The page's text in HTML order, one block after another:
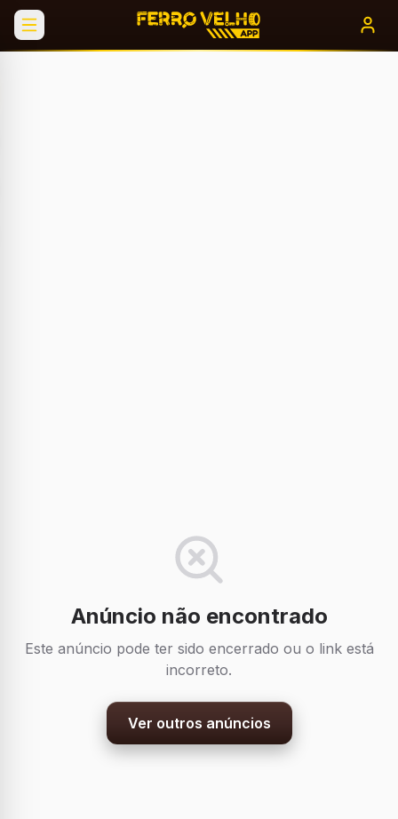
Anúncio não encontrado
Este anúncio pode ter sido encerrado ou o link está
incorreto.
Ver outros anúncios